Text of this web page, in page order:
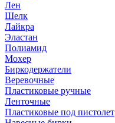
Лен
Шелк
Лайкра
Эластан
Полиамид
Мохер
Биркодержатели
Веревочные
Пластиковые ручные
Ленточные
Пластиковые под пистолет